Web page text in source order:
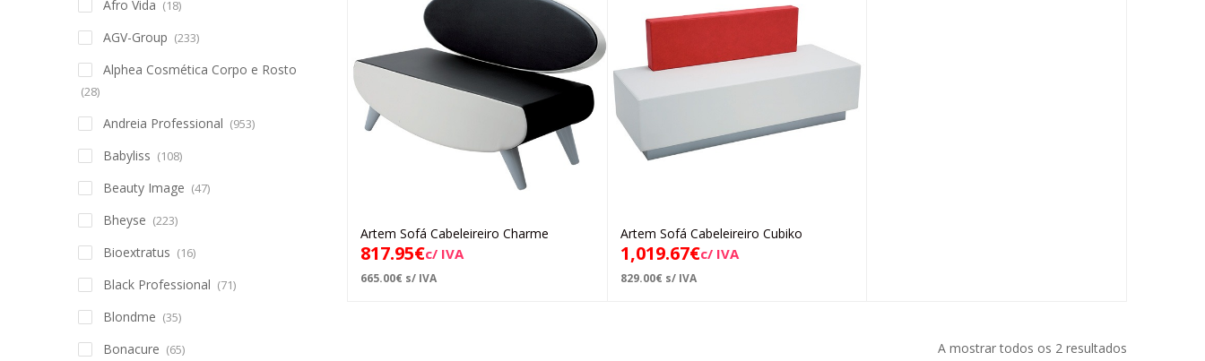
Adicionar
Artem Sofá Cabeleireiro Charme
817.95€c/ IVA
665.00€ s/ IVA
Adicionar
Artem Sofá Cabeleireiro Cubiko
1,019.67€c/ IVA
829.00€ s/ IVA
A mostrar todos os 2 resultados
Afro Vida (18)
AGV-Group (233)
Alphea Cosmética Corpo e Rosto
(28)
Andreia Professional (953)
Babyliss (108)
Beauty Image (47)
Bheyse (223)
Bioextratus (16)
Black Professional (71)
Blondme (35)
Bonacure (65)